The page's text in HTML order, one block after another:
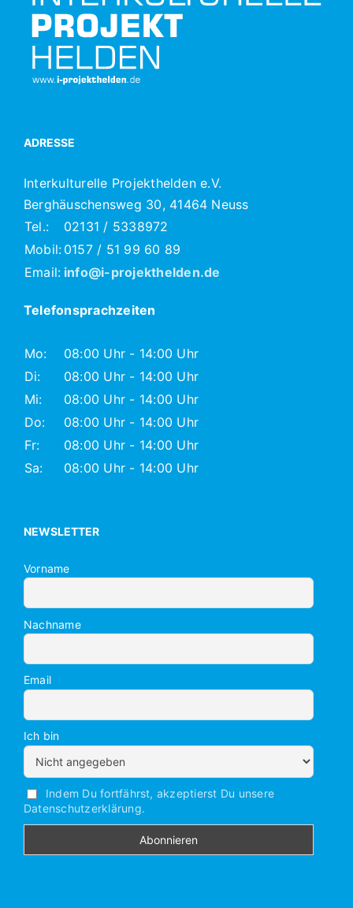
ADRESSE
Interkulturelle Projekthelden e.V.
Berghäuschensweg 30, 41464 Neuss
Tel.:
02131 / 5338972
Mobil: 0157 / 51 99 60 89
Email: info@i-projekthelden.de
Telefonsprachzeiten
Mo:
08:00 Uhr - 14:00 Uhr
Di:
08:00 Uhr - 14:00 Uhr
Mi:
08:00 Uhr - 14:00 Uhr
Do:
08:00 Uhr - 14:00 Uhr
Fr:
08:00 Uhr - 14:00 Uhr
Sa:
08:00 Uhr - 14:00 Uhr
NEWSLETTER
Vorname
Nachname
Email
Ich bin
Indem Du fortfährst, akzeptierst Du unsere
Datenschutzerklärung.